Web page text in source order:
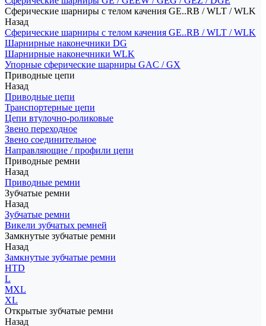
Сферические шарниры с телом качения GE..RB / WLT / WLK
Назад
Сферические шарниры с телом качения GE..RB / WLT / WLK
Шарнирные наконечники DG
Шарнирные наконечники WLK
Упорные сферические шарниры GAC / GX
Приводные цепи
Назад
Приводные цепи
Транспортерные цепи
Цепи втулочно-роликовые
Звено переходное
Звено соединительное
Направляющие / профили цепи
Приводные ремни
Назад
Приводные ремни
Зубчатые ремни
Назад
Зубчатые ремни
Викели зубчатых ремней
Замкнутые зубчатые ремни
Назад
Замкнутые зубчатые ремни
HTD
L
MXL
XL
Открытые зубчатые ремни
Назад